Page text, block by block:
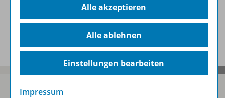
Alle akzeptieren
Alle ablehnen
Einstellungen bearbeiten
Impressum